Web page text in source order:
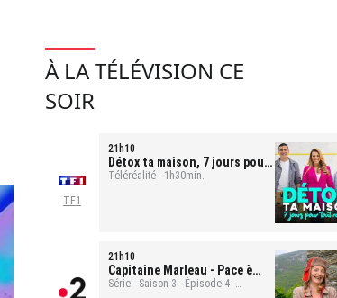
À LA TÉLÉVISION CE
SOIR
TF1
21h10
Détox ta maison, 7 jours pour
tout ranger - Mona et Bastien
Téléréalité - 1h30min.
21h10
Capitaine Marleau - Pace è
salute
Série - Saison 3 - Épisode 4 -